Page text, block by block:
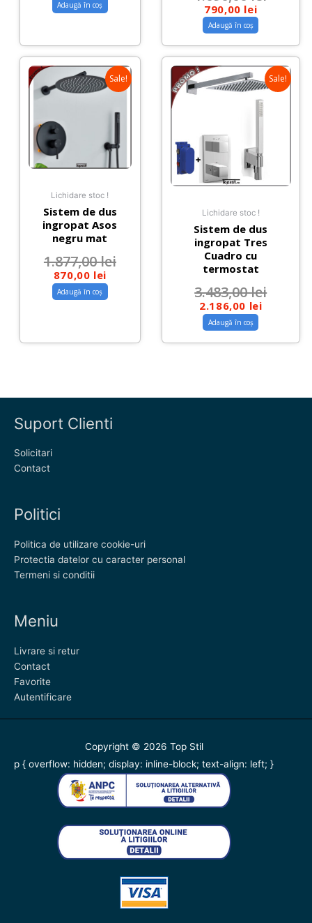
Adaugă în coș 790,00 lei
Adaugă în coș
Sale!
Lichidare stoc !
Sistem de dus
ingropat Asos
negru mat
1.877,00lei
870,00 lei
Adaugă în coș
Sale!
Lichidare stoc !
Sistem de dus
ingropat Tres
Cuadro cu
termostat
3.483,00lei
2.186,00 lei
Adaugă în coș
Suport Clienti
Solicitari
Contact
Politici
Politica de utilizare cookie-uri
Protectia datelor cu caracter personal
Termeni si conditii
Meniu
Livrare si retur
Contact
Favorite
Autentificare
Copyright © 2026 Top Stil
p { overflow: hidden; display: inline-block; text-align: left; }